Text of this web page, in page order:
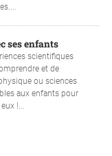
ses enfants
scientifiques
et de
ou sciences
aux enfants pour
!...